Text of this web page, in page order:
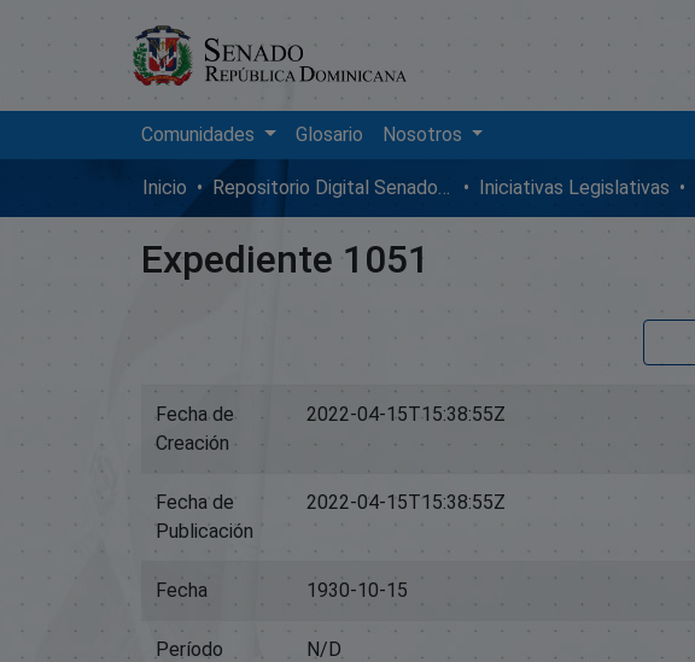
Comunidades Glosario Nosotros
Inicio Repositorio Digital SenadoRD Iniciativas Legislativas
Expediente 1051
Fecha de
Creación
2022-04-15T15:38:55Z
Fecha de
Publicación
2022-04-15T15:38:55Z
Fecha 1930-10-15
Período
N/D